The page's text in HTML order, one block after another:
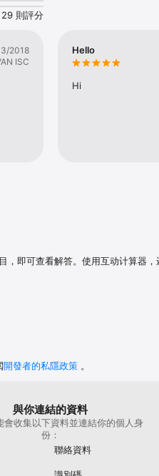
29 則評分
2018
ISC
Hello
Hi
即可查看解答。使用互动计算器，
開發者的私隱政策 。
與你連結的資料
會收集以下資料並連結你的個人身
份：
聯絡資料